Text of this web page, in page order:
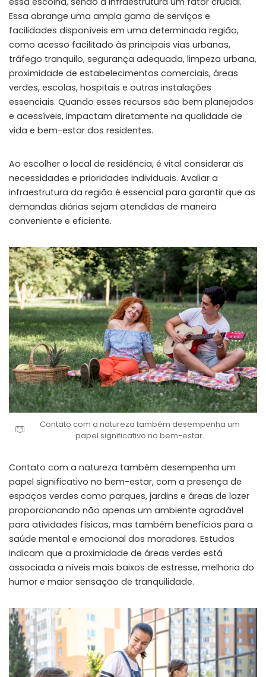
Essa abrange uma ampla gama de serviços e
facilidades disponíveis em uma determinada região,
como acesso facilitado às principais vias urbanas,
tráfego tranquilo, segurança adequada, limpeza urbana,
proximidade de estabelecimentos comerciais, áreas
verdes, escolas, hospitais e outras instalações
essenciais. Quando esses recursos são bem planejados
e acessíveis, impactam diretamente na qualidade de
vida e bem-estar dos residentes.
Ao escolher o local de residência, é vital considerar as
necessidades e prioridades individuais. Avaliar a
infraestrutura da região é essencial para garantir que as
demandas diárias sejam atendidas de maneira
conveniente e eficiente.
Contato com a natureza também desempenha um
papel significativo no bem-estar.
Contato com a natureza também desempenha um
papel significativo no bem-estar, com a presença de
espaços verdes como parques, jardins e áreas de lazer
proporcionando não apenas um ambiente agradável
para atividades físicas, mas também benefícios para a
saúde mental e emocional dos moradores. Estudos
indicam que a proximidade de áreas verdes está
associada a níveis mais baixos de estresse, melhoria do
humor e maior sensação de tranquilidade.